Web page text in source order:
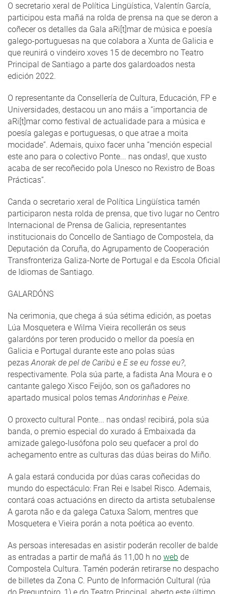
O secretario xeral de Política Lingüística, Valentín García,
participou esta mañá na rolda de prensa na que se deron a
coñecer os detalles da Gala aRi[t]mar de música e poesía
galego-portuguesas na que colabora a Xunta de Galicia e
que reunirá o vindeiro xoves 15 de decembro no Teatro
Principal de Santiago a parte dos galardoados nesta
edición 2022.
O representante da Consellería de Cultura, Educación, FP e
Universidades, destacou un ano máis a “importancia de
aRi[t]mar como festival de actualidade para a música e
poesía galegas e portuguesas, o que atrae a moita
mocidade”. Ademais, quixo facer unha “mención especial
este ano para o colectivo Ponte... nas ondas!, que xusto
acaba de ser recoñecido pola Unesco no Rexistro de Boas
Prácticas”.
Canda o secretario xeral de Política Lingüística tamén
participaron nesta rolda de prensa, que tivo lugar no Centro
Internacional de Prensa de Galicia, representantes
institucionais do Concello de Santiago de Compostela, da
Deputación da Coruña, do Agrupamento de Cooperación
Transfronteriza Galiza-Norte de Portugal e da Escola Oficial
de Idiomas de Santiago.
GALARDÓNS
Na cerimonia, que chega á súa sétima edición, as poetas
Lúa Mosquetera e Wilma Vieira recollerán os seus
galardóns por teren producido o mellor da poesía en
Galicia e Portugal durante este ano polas súas
pezas Anorak de pel de Caribú e E se eu fosse eu?,
respectivamente. Pola súa parte, a fadista Ana Moura e o
cantante galego Xisco Feijóo, son os gañadores no
apartado musical polos temas Andorinhas e Peixe.
O proxecto cultural Ponte... nas ondas! recibirá, pola súa
banda, o premio especial do xurado á Embaixada da
amizade galego-lusófona polo seu quefacer a prol do
achegamento entre as culturas das dúas beiras do Miño.
A gala estará conducida por dúas caras coñecidas do
mundo do espectáculo: Fran Rei e Isabel Risco. Ademais,
contará coas actuacións en directo da artista setubalense
A garota não e da galega Catuxa Salom, mentres que
Mosquetera e Vieira porán a nota poética ao evento.
As persoas interesadas en asistir poderán recoller de balde
as entradas a partir de mañá ás 11,00 h no web de
Compostela Cultura. Tamén poderán retirarse no despacho
de billetes da Zona C. Punto de Información Cultural (rúa
do Preguntoiro, 1) e do Teatro Principal, aberto este último